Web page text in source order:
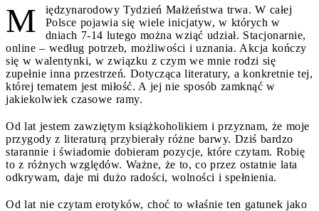
M
iędzynarodowy Tydzień Małżeństwa trwa. W całej
Polsce pojawia się wiele inicjatyw, w których w
dniach 7-14 lutego można wziąć udział. Stacjonarnie,
online – według potrzeb, możliwości i uznania. Akcja kończy
się w walentynki, w związku z czym we mnie rodzi się
zupełnie inna przestrzeń. Dotycząca literatury, a konkretnie tej,
której tematem jest miłość. A jej nie sposób zamknąć w
jakiekolwiek czasowe ramy.
Od lat jestem zawziętym książkoholikiem i przyznam, że moje
przygody z literaturą przybierały różne barwy. Dziś bardzo
starannie i świadomie dobieram pozycje, które czytam. Robię
to z różnych względów. Ważne, że to, co przez ostatnie lata
odkrywam, daje mi dużo radości, wolności i spełnienia.
Od lat nie czytam erotyków, choć to właśnie ten gatunek jako